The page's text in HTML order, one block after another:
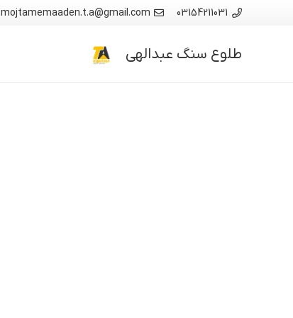
03154211031
mojtamemaaden.t.a@gmail.com
طلوع سنگ عبدالهی